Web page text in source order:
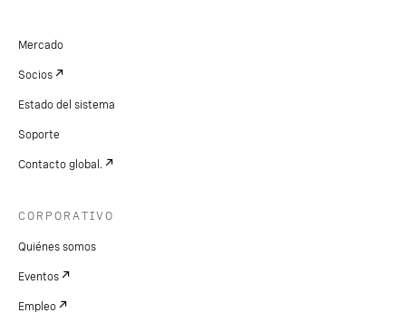
Mercado
Socios
Estado del sistema
Soporte
Contacto global.
CORPORATIVO
Quiénes somos
Eventos
Empleo